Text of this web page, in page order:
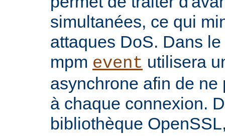
simultanées, ce qui
attaques DoS. Dans
mpm event utilisera
asynchrone afin de
à chaque connexion.
bibliothèque